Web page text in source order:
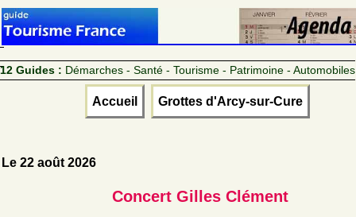
12 Guides : Démarches - Santé - Tourisme - Patrimoine - Automobiles
Accueil Grottes d'Arcy-sur-Cure
Le 22 août 2026
Concert Gilles Clément